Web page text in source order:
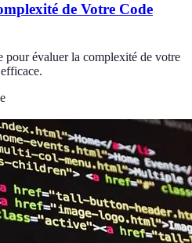
de Votre Code
pour évaluer la complexité de votre